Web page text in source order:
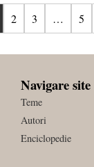
2 3 … 5
Navigare site
Teme
Autori
Enciclopedie